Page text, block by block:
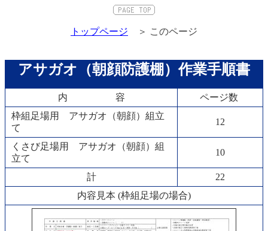
トップページ ＞ このページ
アサガオ（朝顔防護棚）作業手順書
内 容
ページ数
枠組足場用 アサガオ（朝顔）組立
て
12
くさび足場用 アサガオ（朝顔）組
立て
10
計
22
内容見本 (枠組足場の場合)